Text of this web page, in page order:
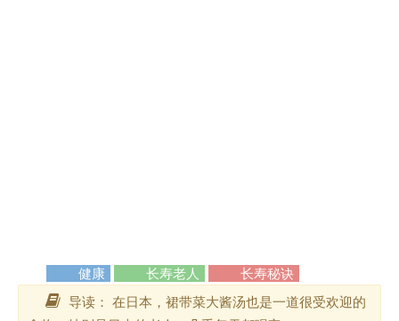
健康 长寿老人
长寿秘诀
导读： 在日本，裙带菜大酱汤也是一道很受欢迎的